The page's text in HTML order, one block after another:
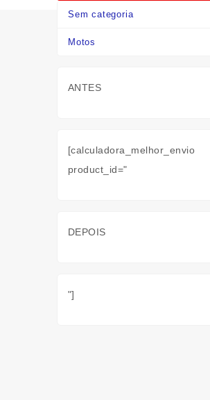
Sem categoria
Motos
ANTES
[calculadora_melhor_envio
product_id="
DEPOIS
"]